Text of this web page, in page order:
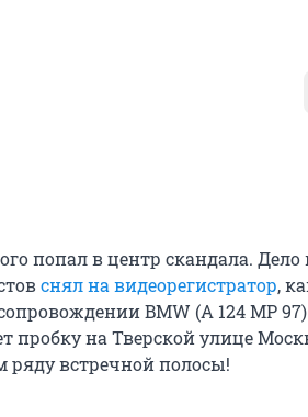
попал в центр скандала. Дело
снял на видеорегистратор,
BMW (А 124 МР
пробку на Тверской улице
ряду встречной полосы!